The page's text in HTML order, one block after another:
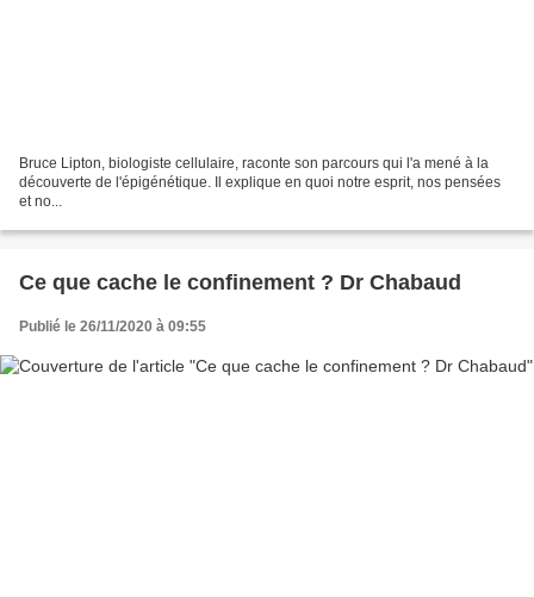
Bruce Lipton, biologiste cellulaire, raconte son parcours qui l'a mené à la
découverte de l'épigénétique. Il explique en quoi notre esprit, nos pensées
et no...
Ce que cache le confinement ? Dr Chabaud
Publié le 26/11/2020 à 09:55